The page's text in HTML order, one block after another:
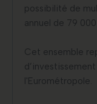
possibilité de
annuel de 79
Cet ensemble
l'Eurométropole.